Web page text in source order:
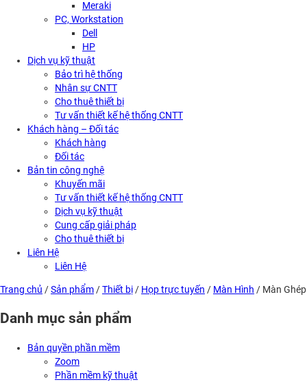
Meraki
PC, Workstation
Dell
HP
Dịch vụ kỹ thuật
Bảo trì hệ thống
Nhân sự CNTT
Cho thuê thiết bị
Tư vấn thiết kế hệ thống CNTT
Khách hàng – Đối tác
Khách hàng
Đối tác
Bản tin công nghệ
Khuyến mãi
Tư vấn thiết kế hệ thống CNTT
Dịch vụ kỹ thuật
Cung cấp giải pháp
Cho thuê thiết bị
Liên Hệ
Liên Hệ
Trang chủ /Sản phẩm /Thiết bị / Họp trực tuyến / Màn Hình / Màn Ghép
Danh mục sản phẩm
Bản quyền phần mềm
Zoom
Phần mềm kỹ thuật